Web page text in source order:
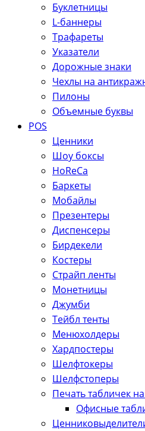
Буклетницы
L-баннеры
Трафареты
Указатели
Дорожные знаки
Чехлы на
Пилоны
Объемные буквы
POS
Ценники
Шоу боксы
HoReCa
Баркеты
Мобайлы
Презентеры
Диспенсеры
Бирдекели
Костеры
Страйп ленты
Монетницы
Джумби
Тейбл тенты
Менюхолдеры
Хардпостеры
Шелфтокеры
Шелфстоперы
Печать табличек
Офисные